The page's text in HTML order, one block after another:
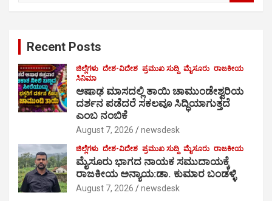
Recent Posts
ಜಿಲ್ಲೆಗಳು ದೇಶ-ವಿದೇಶ ಪ್ರಮುಖ ಸುದ್ದಿ ಮೈಸೂರು ರಾಜಕೀಯ
ಸಿನಿಮಾ
ಆಷಾಢ ಮಾಸದಲ್ಲಿ ತಾಯಿ ಚಾಮುಂಡೇಶ್ವರಿಯ
ದರ್ಶನ ಪಡೆದರೆ ಸಕಲವೂ ಸಿದ್ಧಿಯಾಗುತ್ತದೆ
ಎಂಬ ನಂಬಿಕೆ
August 7, 2026 newsdesk
ಜಿಲ್ಲೆಗಳು ದೇಶ-ವಿದೇಶ ಪ್ರಮುಖ ಸುದ್ದಿ ಮೈಸೂರು ರಾಜಕೀಯ
ಮೈಸೂರು ಭಾಗದ ನಾಯಕ ಸಮುದಾಯಕ್ಕೆ
ರಾಜಕೀಯ ಅನ್ಯಾಯ:ಡಾ. ಕುಮಾರ ಬಂಡಳ್ಳಿ
August 7, 2026 newsdesk